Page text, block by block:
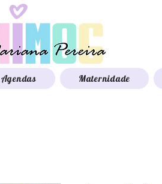
Agendas Maternidade